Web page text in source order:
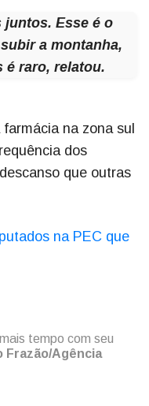
juntos. Esse é o
a montanha,
é raro, relatou.
na zona sul
dos
que outras
na PEC que
tempo com seu
Frazão/Agência